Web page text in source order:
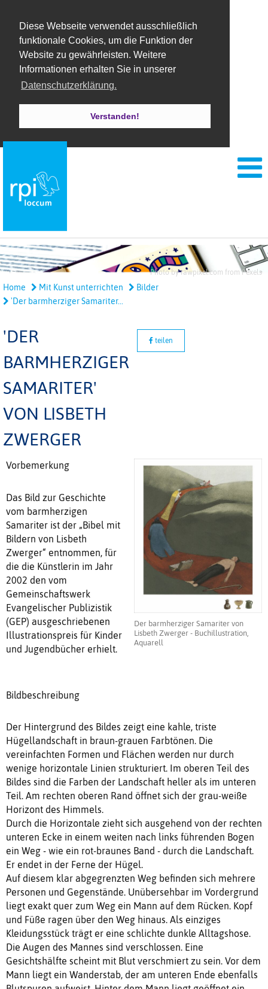
Diese Webseite verwendet ausschließlich
funktionale Cookies, um die Funktion der
Website zu gewährleisten. Weitere
Informationen erhalten Sie in unserer
Datenschutzerklärung.
Verstanden!
Photo by rawpixel.com from Pexels
Home Mit Kunst unterrichten
Bilder
'Der barmherziger Samariter...
'DER
BARMHERZIGER
SAMARITER'
VON LISBETH
ZWERGER
teilen
Der barmherziger Samariter von
Lisbeth Zwerger - Buchillustration,
Aquarell
Vorbemerkung
Das Bild zur Geschichte
vom barmherzigen
Samariter ist der „Bibel mit
Bildern von Lisbeth
Zwerger“ entnommen, für
die die Künstlerin im Jahr
2002 den vom
Gemeinschaftswerk
Evangelischer Publizistik
(GEP) ausgeschriebenen
Illustrationspreis für Kinder
und Jugendbücher erhielt.
Bildbeschreibung
Der Hintergrund des Bildes zeigt eine kahle, triste
Hügellandschaft in braun-grauen Farbtönen. Die
vereinfachten Formen und Flächen werden nur durch
wenige horizontale Linien strukturiert. Im oberen Teil des
Bildes sind die Farben der Landschaft heller als im unteren
Teil. Am rechten oberen Rand öffnet sich der grau-weiße
Horizont des Himmels.
Durch die Horizontale zieht sich ausgehend von der rechten
unteren Ecke in einem weiten nach links führenden Bogen
ein Weg - wie ein rot-braunes Band - durch die Landschaft.
Er endet in der Ferne der Hügel.
Auf diesem klar abgegrenzten Weg befinden sich mehrere
Personen und Gegenstände. Unübersehbar im Vordergrund
liegt exakt quer zum Weg ein Mann auf dem Rücken. Kopf
und Füße ragen über den Weg hinaus. Als einziges
Kleidungsstück trägt er eine schlichte dunkle Alltagshose.
Die Augen des Mannes sind verschlossen. Eine
Gesichtshälfte scheint mit Blut verschmiert zu sein. Vor dem
Mann liegt ein Wanderstab, der am unteren Ende ebenfalls